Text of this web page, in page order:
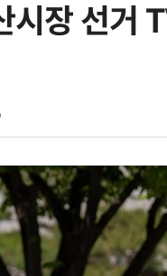
시장 선거